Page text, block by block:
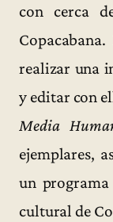
con cerca
realizar una
y editar con
Media
ejemplares,
un
cultural de